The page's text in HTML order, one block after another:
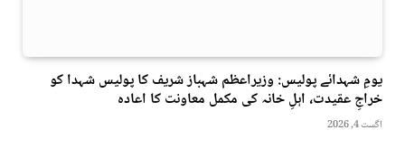
یومِ شہدائے پولیس: وزیراعظم شہباز شریف کا پولیس شہدا کو
خراجِ عقیدت، اہلِ خانہ کی مکمل معاونت کا اعادہ
اگست 4, 2026